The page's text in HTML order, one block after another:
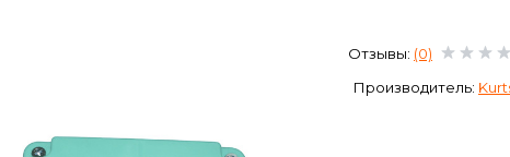
Отзывы: (0)
Производитель: